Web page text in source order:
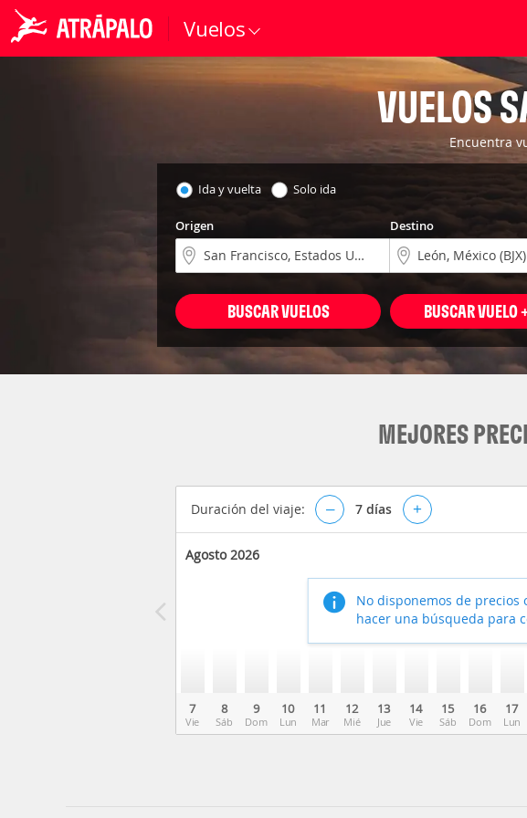
Vuelos
VUELOS
Encuentra
Ida y vuelta Solo ida
Origen Destino
BUSCAR VUELOS BUSCAR VUELO
MEJORES
Duración del viaje: – 7 días +
Agosto 2026
7
Vie
8
Sáb
9
Dom
10
Lun
11
Mar
12
Mié
13
Jue
14
Vie
15
Sáb
16
Dom
17
Lun
No disponemos de precios
hacer una búsqueda para